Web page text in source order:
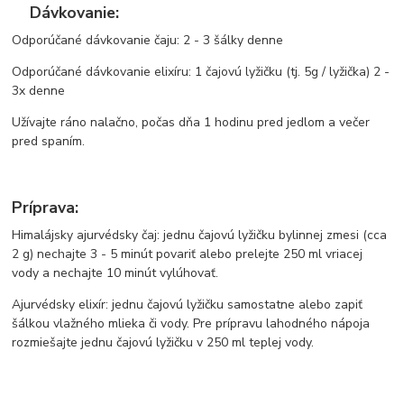
Dávkovanie:
Odporúčané dávkovanie čaju: 2 - 3 šálky denne
Odporúčané dávkovanie elixíru: 1 čajovú lyžičku (tj. 5g / lyžička) 2 -
3x denne
Užívajte ráno nalačno, počas dňa 1 hodinu pred jedlom a večer
pred spaním.
Príprava:
Himalájsky ajurvédsky čaj: jednu čajovú lyžičku bylinnej zmesi (cca
2 g) nechajte 3 - 5 minút povariť alebo prelejte 250 ml vriacej
vody a nechajte 10 minút vylúhovať.
Ajurvédsky elixír: jednu čajovú lyžičku samostatne alebo zapiť
šálkou vlažného mlieka či vody. Pre prípravu lahodného nápoja
rozmiešajte jednu čajovú lyžičku v 250 ml teplej vody.